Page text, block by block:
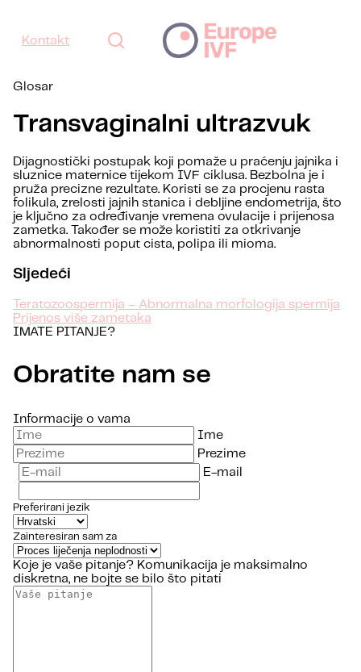
Kontakt
Glosar
Transvaginalni ultrazvuk
Dijagnostički postupak koji pomaže u praćenju jajnika i
sluznice maternice tijekom IVF ciklusa. Bezbolna je i
pruža precizne rezultate. Koristi se za procjenu rasta
folikula, zrelosti jajnih stanica i debljine endometrija, što
je ključno za određivanje vremena ovulacije i prijenosa
zametka. Također se može koristiti za otkrivanje
abnormalnosti poput cista, polipa ili mioma.
Sljedeći
Teratozoospermija – Abnormalna morfologija spermija
Prijenos više zametaka
IMATE PITANJE?
Obratite nam se
Informacije o vama
Ime
Prezime
E-mail
Preferirani jezik
Zainteresiran sam za
Koje je vaše pitanje? Komunikacija je maksimalno
diskretna, ne bojte se bilo što pitati